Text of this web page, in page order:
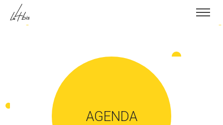
Skip to content
AGENDA